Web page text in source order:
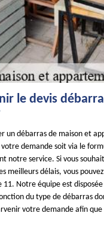
le devis
un débarras de maison et
demande soit via le
notre service. Si vous
meilleurs délais, vous
Notre équipe est disposée
du type de débarras
votre demande afin